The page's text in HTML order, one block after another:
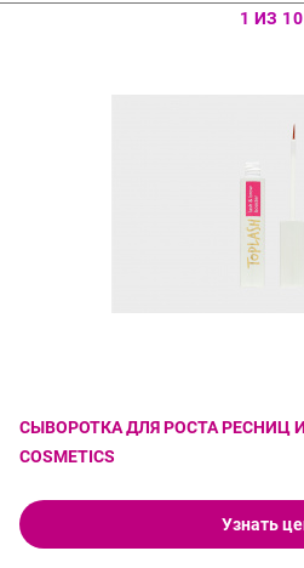
1 ИЗ 10
СЫВОРОТКА ДЛЯ РОСТА РЕСНИЦ И
COSMETICS
Узнать